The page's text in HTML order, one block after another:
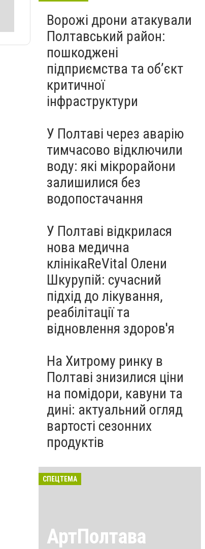
Ворожі дрони атакували
Полтавський район:
пошкоджені
підприємства та об’єкт
критичної
інфраструктури
У Полтаві через аварію
тимчасово відключили
воду: які мікрорайони
залишилися без
водопостачання
У Полтаві відкрилася
нова медична
клінікаReVital Олени
Шкурупій: сучасний
підхід до лікування,
реабілітації та
відновлення здоров'я
На Хитрому ринку в
Полтаві знизилися ціни
на помідори, кавуни та
дині: актуальний огляд
вартості сезонних
продуктів
СПЕЦТЕМА
АртПолтава